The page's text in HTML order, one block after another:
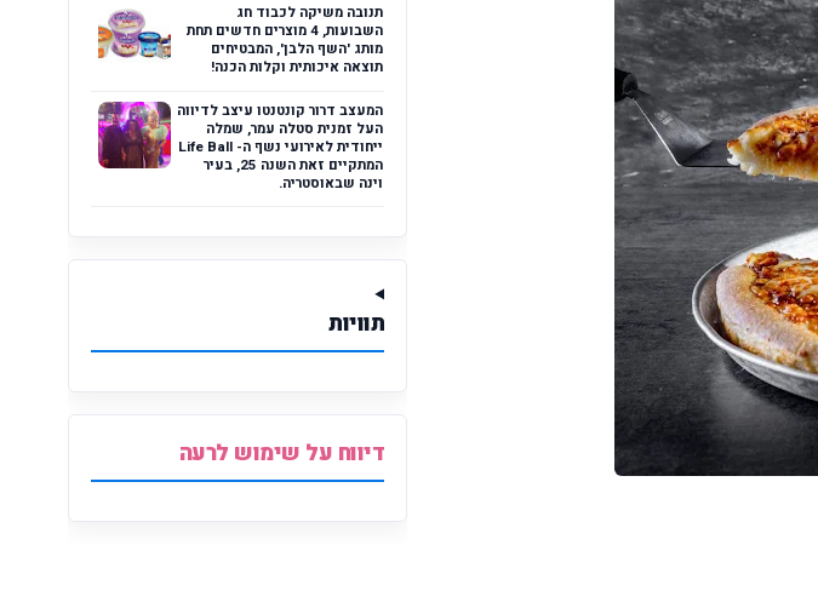
תנובה משיקה לכבוד חג
השבועות, 4 מוצרים חדשים תחת
מותג 'השף הלבן', המבטיחים
תוצאה איכותית וקלות הכנה!
המעצב דרור קונטנטו עיצב לדיווה
העל זמנית סטלה עמר, שמלה
ייחודית לאירועי נשף ה- Life Ball
המתקיים זאת השנה 25, בעיר
וינה שבאוסטריה.
תוויות
דיווח על שימוש לרעה